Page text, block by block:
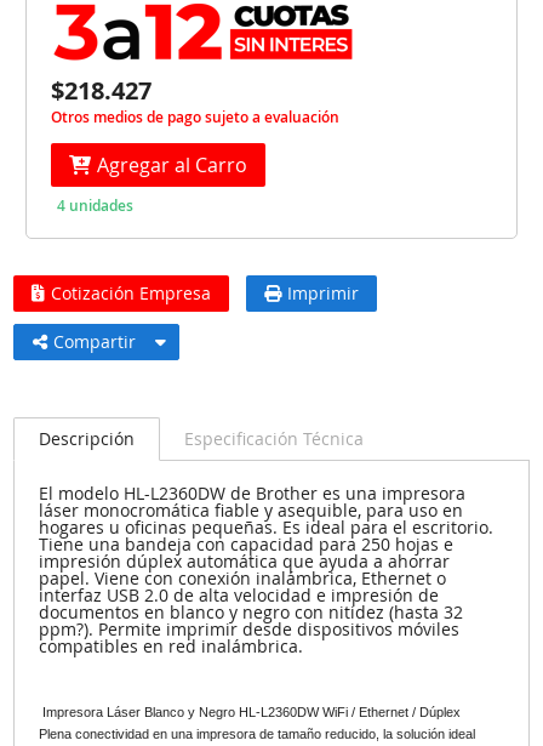
$218.427
Otros medios de pago sujeto a evaluación
Agregar al Carro
4 unidades
Cotización Empresa Imprimir
Compartir
Descripción Especificación Técnica
El modelo HL-L2360DW de Brother es una impresora
láser monocromática fiable y asequible, para uso en
hogares u oficinas pequeñas. Es ideal para el escritorio.
Tiene una bandeja con capacidad para 250 hojas e
impresión dúplex automática que ayuda a ahorrar
papel. Viene con conexión inalámbrica, Ethernet o
interfaz USB 2.0 de alta velocidad e impresión de
documentos en blanco y negro con nitidez (hasta 32
ppm?). Permite imprimir desde dispositivos móviles
compatibles en red inalámbrica.
Impresora Láser Blanco y Negro HL-L2360DW WiFi / Ethernet / Dúplex
Plena conectividad en una impresora de tamaño reducido, la solución ideal